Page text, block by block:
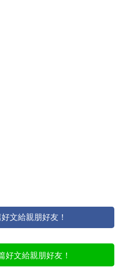
文給親朋好友！
好文給親朋好友！